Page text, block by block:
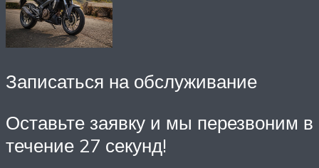
Записаться на обслуживание
Оставьте заявку и мы перезвоним в
течение 27 секунд!